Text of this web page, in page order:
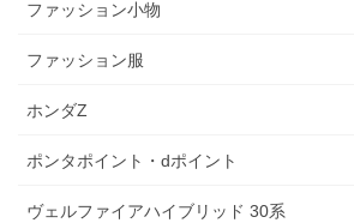
ファッション小物
ファッション服
ホンダZ
ポンタポイント・dポイント
ヴェルファイアハイブリッド 30系